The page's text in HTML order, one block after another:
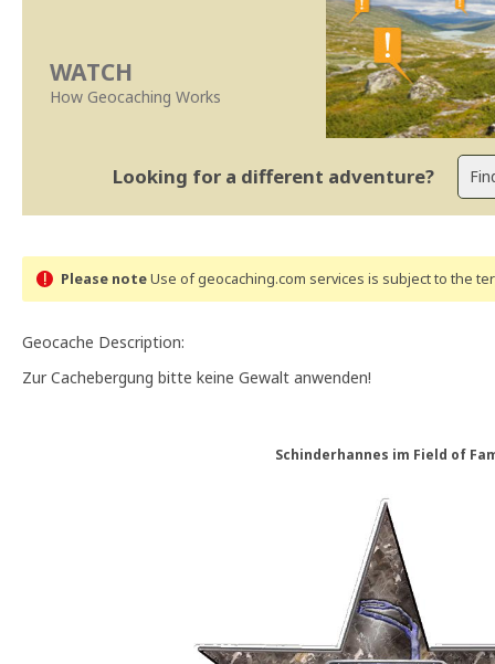
WATCH
How Geocaching Works
Looking for a different adventure?
Please noteUse of geocaching.com services is subject to the
Geocache Description:
Zur Cachebergung bitte keine Gewalt anwenden!
Schinderhannes im Field of